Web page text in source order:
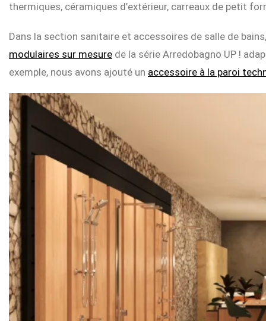
thermiques, céramiques d’extérieur, carreaux de petit
Dans la section sanitaire et accessoires de salle de
modulaires sur mesure de la série Arredobagno UP !
exemple, nous avons ajouté un accessoire à la paroi